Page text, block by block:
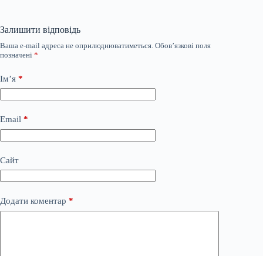
Залишити відповідь
Ваша e-mail адреса не оприлюднюватиметься. Обов’язкові поля
позначені *
Ім’я *
Email *
Сайт
Додати коментар *